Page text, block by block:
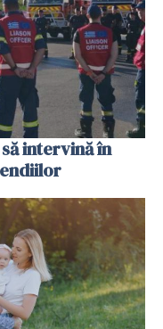
intervină în